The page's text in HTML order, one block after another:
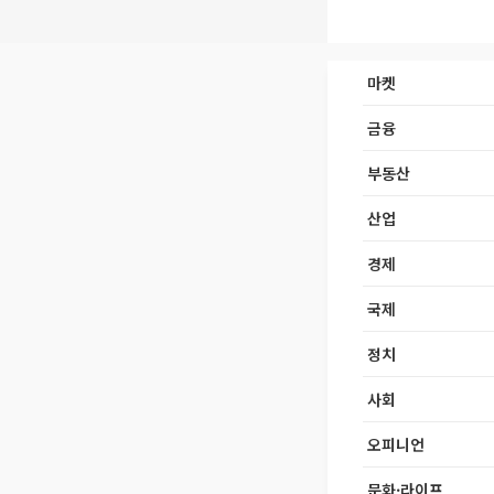
마켓
금융
부동산
산업
경제
국제
정치
사회
오피니언
문화·라이프